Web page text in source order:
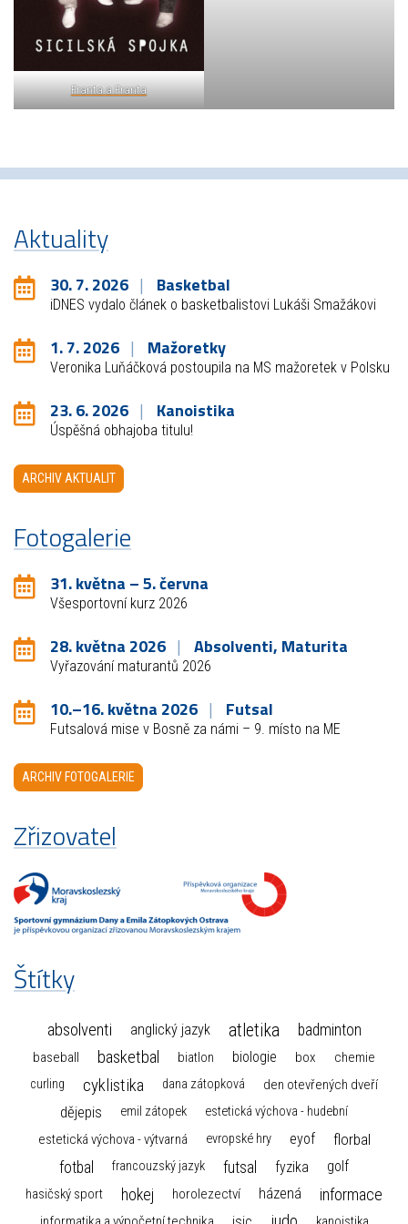
Franta a Franta
Aktuality
30. 7. 2026 Basketbal
iDNES vydalo článek o basketbalistovi Lukáši Smažákovi
1. 7. 2026 Mažoretky
Veronika Luňáčková postoupila na MS mažoretek v Polsku
23. 6. 2026 Kanoistika
Úspěšná obhajoba titulu!
ARCHIV AKTUALIT
Fotogalerie
31. května – 5. června
Všesportovní kurz 2026
28. května 2026 Absolventi, Maturita
Vyřazování maturantů 2026
10.–16. května 2026 Futsal
Futsalová mise v Bosně za námi – 9. místo na ME
ARCHIV FOTOGALERIE
Zřizovatel
Štítky
absolventi anglický jazyk atletika badminton
baseball basketbal biatlon biologie box chemie
curling cyklistika dana zátopková den otevřených dveří
dějepis emil zátopek estetická výchova - hudební
estetická výchova - výtvarná evropské hry eyof florbal
fotbal francouzský jazyk futsal fyzika golf
hasičský sport hokej horolezectví házená informace